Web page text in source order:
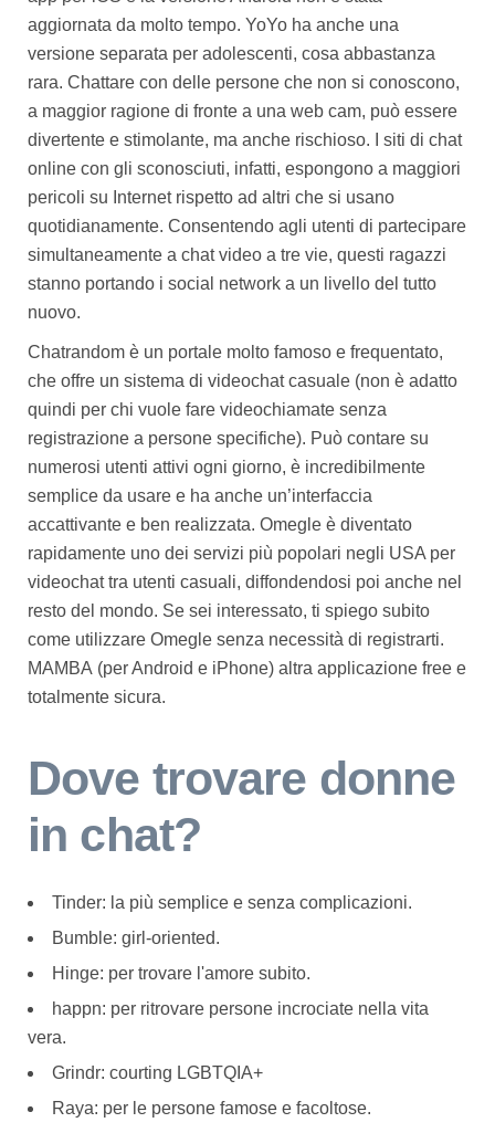
aggiornata da molto tempo. YoYo ha anche una
versione separata per adolescenti, cosa abbastanza
rara. Chattare con delle persone che non si conoscono,
a maggior ragione di fronte a una web cam, può essere
divertente e stimolante, ma anche rischioso. I siti di chat
online con gli sconosciuti, infatti, espongono a maggiori
pericoli su Internet rispetto ad altri che si usano
quotidianamente. Consentendo agli utenti di partecipare
simultaneamente a chat video a tre vie, questi ragazzi
stanno portando i social network a un livello del tutto
nuovo.
Chatrandom è un portale molto famoso e frequentato,
che offre un sistema di videochat casuale (non è adatto
quindi per chi vuole fare videochiamate senza
registrazione a persone specifiche). Può contare su
numerosi utenti attivi ogni giorno, è incredibilmente
semplice da usare e ha anche un’interfaccia
accattivante e ben realizzata. Omegle è diventato
rapidamente uno dei servizi più popolari negli USA per
videochat tra utenti casuali, diffondendosi poi anche nel
resto del mondo. Se sei interessato, ti spiego subito
come utilizzare Omegle senza necessità di registrarti.
MAMBA (per Android e iPhone) altra applicazione free e
totalmente sicura.
Dove trovare donne
in chat?
Tinder: la più semplice e senza complicazioni.
Bumble: girl-oriented.
Hinge: per trovare l'amore subito.
happn: per ritrovare persone incrociate nella vita
vera.
Grindr: courting LGBTQIA+
Raya: per le persone famose e facoltose.